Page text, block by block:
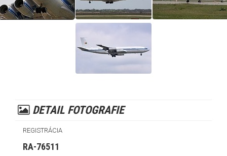
DETAIL FOTOGRAFIE
REGISTRÁCIA
RA-76511